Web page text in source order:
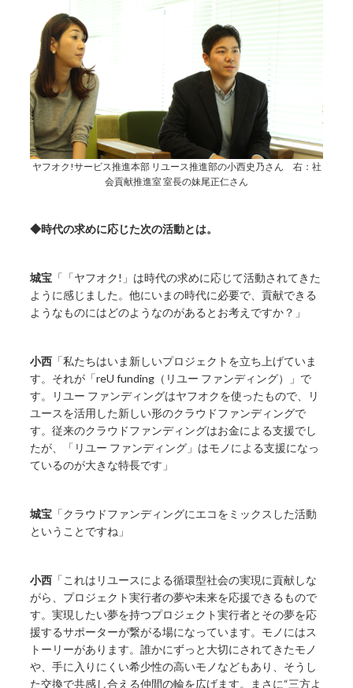
ヤフオク!サービス推進本部 リユース推進部の小西史乃さん 右：社
会貢献推進室 室長の妹尾正仁さん
◆時代の求めに応じた次の活動とは。
城宝 「「ヤフオク!」は時代の求めに応じて活動されてきた
ように感じました。他にいまの時代に必要で、貢献できる
ようなものにはどのようなのがあるとお考えですか？」
小西 「私たちはいま新しいプロジェクトを立ち上げていま
す。それが「reU funding（リユー ファンディング）」で
す。リユー ファンディングはヤフオクを使ったもので、リ
ユースを活用した新しい形のクラウドファンディングで
す。従来のクラウドファンディングはお金による支援でし
たが、「リユー ファンディング」はモノによる支援になっ
ているのが大きな特長です」
城宝 「クラウドファンディングにエコをミックスした活動
ということですね」
小西 「これはリユースによる循環型社会の実現に貢献しな
がら、プロジェクト実行者の夢や未来を応援できるもので
す。実現したい夢を持つプロジェクト実行者とその夢を応
援するサポーターが繋がる場になっています。モノにはス
トーリーがあります。誰かにずっと大切にされてきたモノ
や、手に入りにくい希少性の高いモノなどもあり、そうし
た交換で共感し合える仲間の輪を広げます。まさに“三方よ